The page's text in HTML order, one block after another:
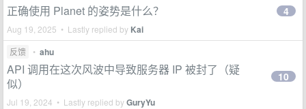
正确使用 Planet 的姿势是什么？
Aug 19, 2025 • Lastly replied by Kai
4
反馈 • ahu
API 调用在这次风波中导致服务器 IP 被封了（疑
似）
Jul 19, 2024 • Lastly replied byGuryYu
10